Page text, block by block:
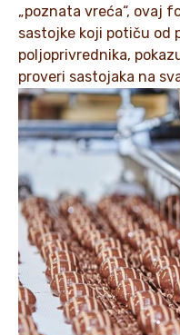
„poznata vreća“, ovaj
sastojke koji potiču od
poljoprivrednika,
proveri sastojaka na